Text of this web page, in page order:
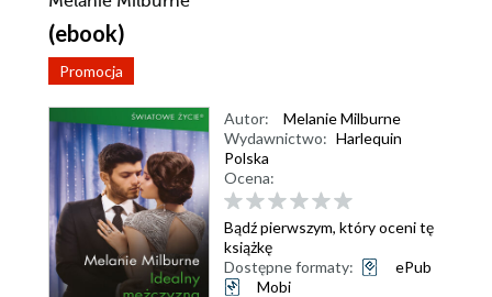
(ebook)
Promocja
Autor:
Melanie Milburne
Wydawnictwo: Harlequin
Polska
Ocena:
Bądź pierwszym, który oceni tę
książkę
Dostępne formaty:
ePub
Mobi